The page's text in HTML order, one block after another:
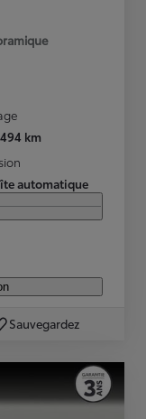
km
automatique
Sauvegardez